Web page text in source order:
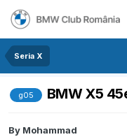
Seria X
g05 BMW X5
By Mohammad